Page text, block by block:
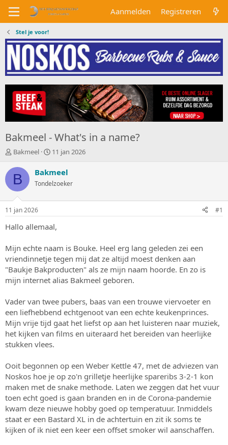
Aanmelden Registreren
Stel je voor!
Bakmeel - What's in a name?
O
d
e
w
e
r
p
a
r
t
e
Bakmeel
S
a
r
t
t
u
11 jan 2026
B Bakmeel
Tondelzoeker
11 jan 2026 #1
Hallo allemaal,
Mijn echte naam is Bouke. Heel erg lang geleden zei een
vriendinnetje tegen mij dat ze altijd moest denken aan
"Baukje Bakproducten" als ze mijn naam hoorde. En zo is
mijn internet alias Bakmeel geboren.
Vader van twee pubers, baas van een trouwe viervoeter en
een liefhebbend echtgenoot van een echte keukenprinces.
Mijn vrije tijd gaat het liefst op aan het luisteren naar muziek,
het kijken van films en uiteraard het bereiden van heerlijke
stukken vlees.
Ooit begonnen op een Weber Kettle 47, met de adviezen van
Noskos hoe je op zo'n grilletje heerlijke spareribs 3-2-1 kon
maken met de snake methode. Laten we zeggen dat het vuur
toen echt goed is gaan branden en in de Corona-pandemie
kwam deze nieuwe hobby goed op temperatuur. Inmiddels
staat er een Bastard XL in de achtertuin en zit ik soms te
kijken of ik niet een keer een offset smoker wil aanschaffen.